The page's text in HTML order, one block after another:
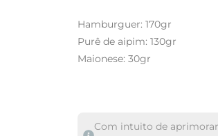
Hamburguer: 170gr
Purê de aipim: 130gr
Maionese: 30gr
Com intuito de